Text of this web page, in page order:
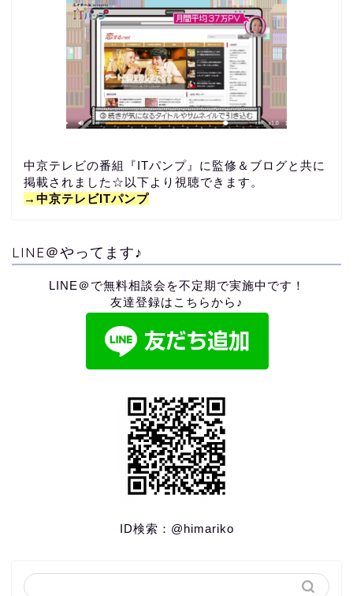
中京テレビの番組『ITパンプ』に監修＆ブログと共に
掲載されました☆以下より視聴できます。
→中京テレビITパンプ
LINE＠やってます♪
LINE＠で無料相談会を不定期で実施中です！
友達登録はこちらから♪
ID検索： @himariko